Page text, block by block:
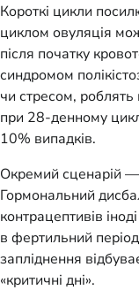
Короткі цикли
циклом овуляція
після початку
синдромом
чи стресом,
при 28-денному
10% випадків.
Окремий сценарій —
Гормональний
контрацептивів
в фертильний
запліднення
«критичні дні».